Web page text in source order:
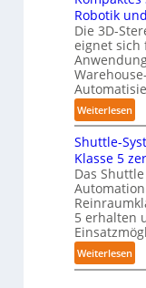
m
e
r
l
a
g
e
ü
r
T
a
u
c
h
i
e
r
u
n
g
s
r
e
f
f
2
0
2
6
-
H
a
n
d
l
i
n
g
-
S
y
s
t
e
Robotik
Die 3D-
eignet sich
Weiterlesen:
K
o
m
p
a
k
t
e
s
Shuttle-
Klasse 5
Das
5 erhalten
Weiterlesen:
S